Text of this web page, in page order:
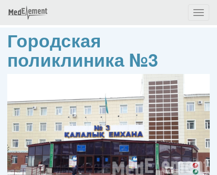
Городская
поликлиника №3